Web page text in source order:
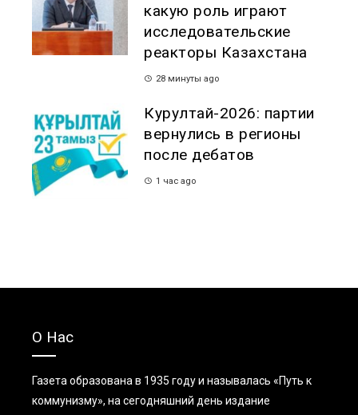
какую роль играют
исследовательские
реакторы Казахстана
28 минуты ago
Курултай-2026: партии
вернулись в регионы
после дебатов
1 час ago
О Нас
Газета образована в 1935 году и называлась «Путь к
коммунизму», на сегодняшний день издание